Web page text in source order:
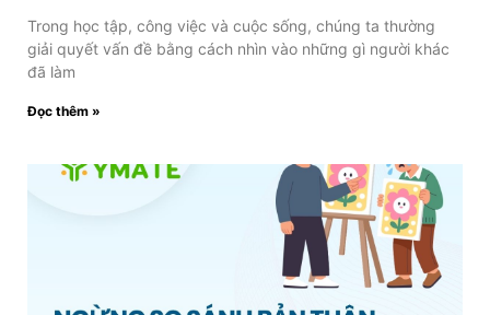
Trong học tập, công việc và cuộc sống, chúng ta thường
giải quyết vấn đề bằng cách nhìn vào những gì người khác
đã làm
Đọc thêm »